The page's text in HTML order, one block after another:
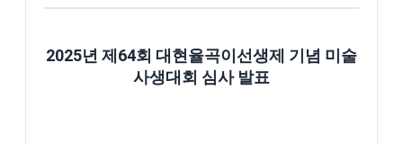
2025년 제64회 대현율곡이선생제 기념 미술
사생대회 심사 발표